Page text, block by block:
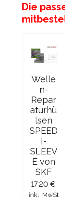
Die
Welle
n-
Repar
aturhü
lsen
SPEED
I-
SLEEV
E von
SKF
17,20 €
inkl. MwSt